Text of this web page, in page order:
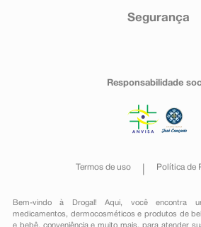
Segurança
Responsabilidade
Termos de uso Política de
Bem-vindo à Drogal! Aqui, você encontra
medicamentos , dermocosméticos e produtos de
e bebê, conveniênciae muito mais, para atender